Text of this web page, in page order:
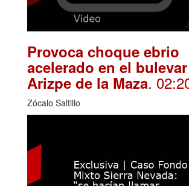
Provoca choque ebrio
acelerado en el
Arizpe de la Maza.
Zócalo Saltillo